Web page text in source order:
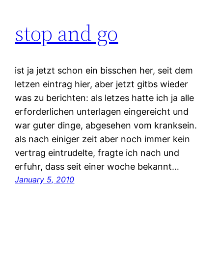
stop and go
ist ja jetzt schon ein bisschen her, seit dem
letzen eintrag hier, aber jetzt gitbs wieder
was zu berichten: als letzes hatte ich ja alle
erforderlichen unterlagen eingereicht und
war guter dinge, abgesehen vom kranksein.
als nach einiger zeit aber noch immer kein
vertrag eintrudelte, fragte ich nach und
erfuhr, dass seit einer woche bekannt…
January 5, 2010